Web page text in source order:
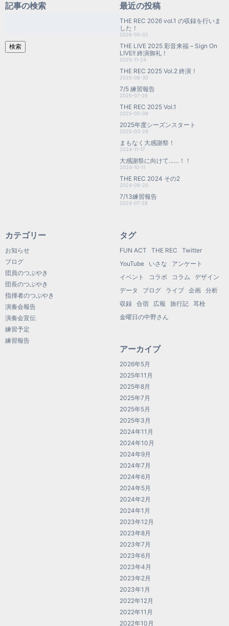
記事の検索
検索
最近の投稿
THE REC 2026 vol.1 の収録を行いま
した！
2026-05-02
THE LIVE 2025 彩音来福 – Sign On
LIVE!! 終演御礼！
2025-11-24
THE REC 2025 Vol.2 終演！
2025-08-30
7/5 練習報告
2025-07-26
THE REC 2025 Vol.1
2025-05-09
2025年度シーズンスタート
2025-03-29
まもなく大感謝祭！
2024-11-17
大感謝祭に向けて……！！
2024-10-11
THE REC 2024 その2
2024-09-20
7/13練習報告
2024-07-28
カテゴリー
お知らせ
ブログ
団員のつぶやき
団長のつぶやき
指揮者のつぶやき
演奏会報告
演奏会宣伝
練習予定
練習報告
タグ
FUN ACT THE REC
Twitter
YouTube
いさな
アンケート
イベント
コラボ コラム
デザイン
データ
ブログ ライブ 企画
分析
収録
合宿 広報 旅行記
耳栓
金曜日の中野さん
アーカイブ
2026年5月
2025年11月
2025年8月
2025年7月
2025年5月
2025年3月
2024年11月
2024年10月
2024年9月
2024年7月
2024年6月
2024年5月
2024年2月
2024年1月
2023年12月
2023年8月
2023年7月
2023年6月
2023年4月
2023年2月
2023年1月
2022年12月
2022年11月
2022年10月